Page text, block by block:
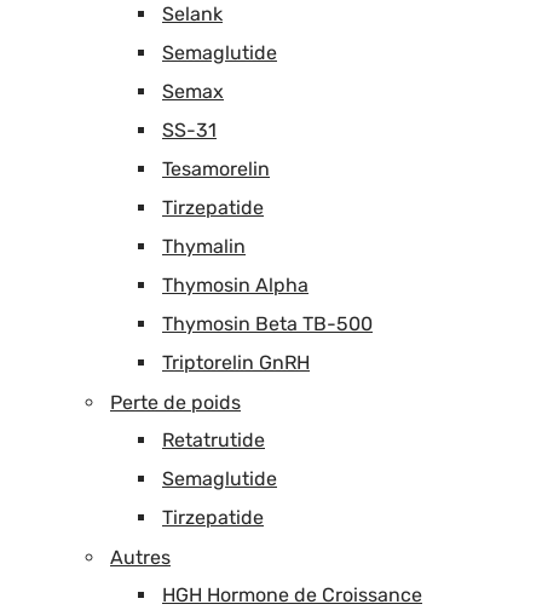
Selank
Semaglutide
Semax
SS-31
Tesamorelin
Tirzepatide
Thymalin
Thymosin Alpha
Thymosin Beta TB-500
Triptorelin GnRH
Perte de poids
Retatrutide
Semaglutide
Tirzepatide
Autres
HGH Hormone de Croissance